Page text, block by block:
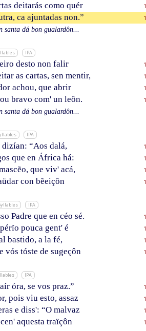
deitarás como quér
ca ajuntadas non.”
santa dá bon gualardôn...
IPA
desto non falir
as cartas, sen mentir,
achou, que abrir
bravo com' un leôn.
santa dá bon gualardôn...
IPA
dizían: “Aos dalá,
que en África há:
que viv' acá,
con bẽeiçôn
IPA
Padre que en céo sé.
pouca gent' é
bastido, a la fé,
vós tóste de sugeçôn
IPA
óra, se vos praz.”
pois viu esto, assaz
e diss': “O malvaz
aquesta traïçôn